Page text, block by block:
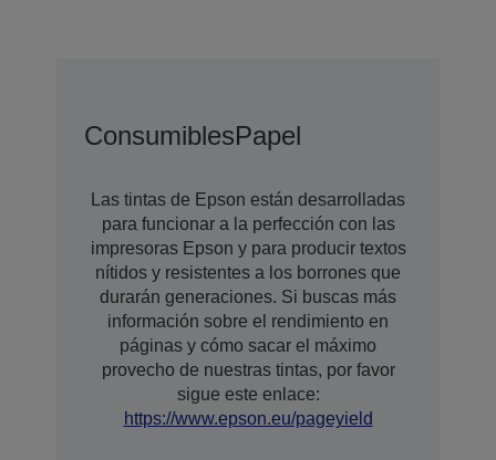
ConsumiblesPapel
Las tintas de Epson están desarrolladas
para funcionar a la perfección con las
impresoras Epson y para producir textos
nítidos y resistentes a los borrones que
durarán generaciones. Si buscas más
información sobre el rendimiento en
páginas y cómo sacar el máximo
provecho de nuestras tintas, por favor
sigue este enlace:
https://www.epson.eu/pageyield